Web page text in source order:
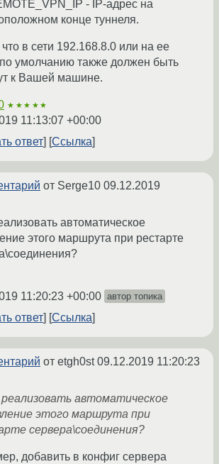
- IP-адрес на
конце туннеля.
что в сети 192.168.8.0 или на ее
умолчанию также должен быть
к Вашей машине.
★★★★★
11:13:07 +00:00
ответ
Ссылка
от Serge10 09.12.2019
автоматическое
этого маршрута при рестарте
11:20:23 +00:00 автор топика
ответ Ссылка
от etgh0st09.12.2019 11:20:23
реализовать автоматическое
этого маршрута при
сервера\соединения?
добавить в конфиг сервера